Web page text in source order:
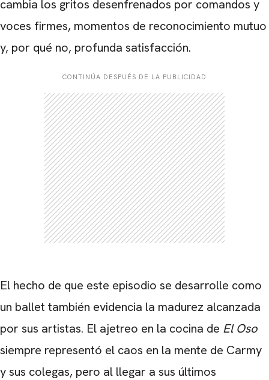
cambia los gritos desenfrenados por comandos y
voces firmes, momentos de reconocimiento mutuo
y, por qué no, profunda satisfacción.
CONTINÚA DESPUÉS DE LA PUBLICIDAD
El hecho de que este episodio se desarrolle como
un ballet también evidencia la madurez alcanzada
por sus artistas. El ajetreo en la cocina de El Oso
siempre representó el caos en la mente de Carmy
y sus colegas, pero al llegar a sus últimos